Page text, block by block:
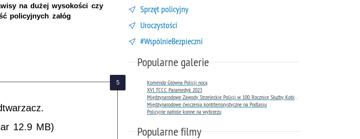
na dużej wysokości czy
policyjnych załóg
12.9 MB)
Sprzęt policyjny
Uroczystości
#WspólnieBezpieczni
Popularne galerie
Komenda Główna Policji nocą
XVI TCCC Paramedyk 2023
Międzynarodowe Zawody Strzeleckie Policji w 100. Rocznicę Służby Kobiet w Policji
Międzynarodowe ćwiczenia kontrterrorystyczne na Podlasiu
Policyjne patrole konne na wybrzeżu
Popularne filmy